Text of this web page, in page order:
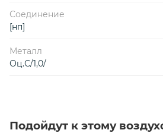
Соединение
[нп]
Металл
Оц.С/1,0/
Подойдут к этому